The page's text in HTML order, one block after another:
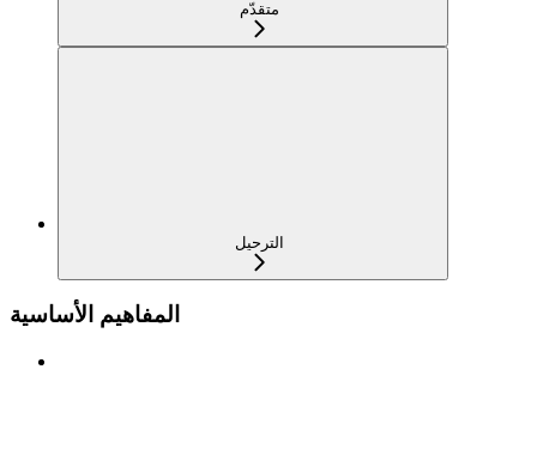
متقدّم
الترحيل
المفاهيم الأساسية